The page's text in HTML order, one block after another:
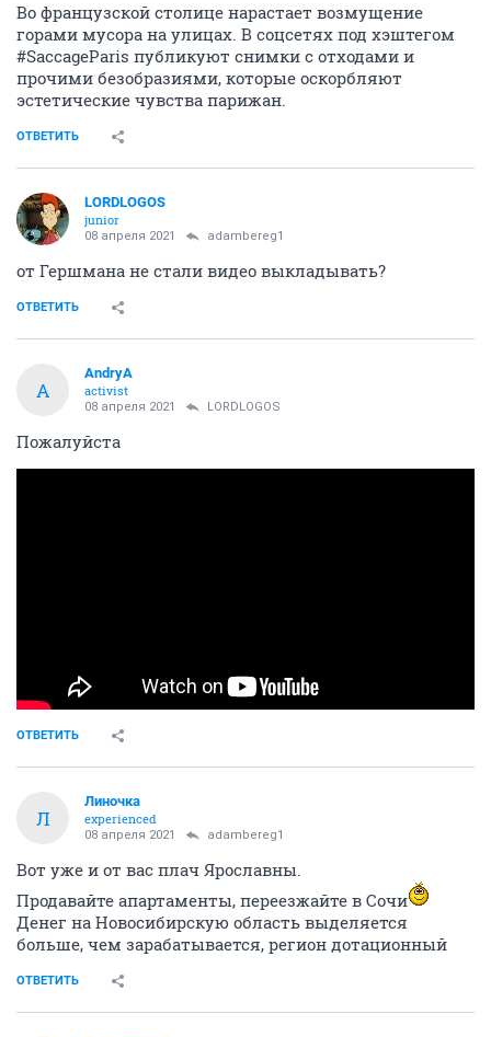
Во французской столице нарастает возмущение
горами мусора на улицах. В соцсетях под хэштегом
#SaccageParis публикуют снимки с отходами и
прочими безобразиями, которые оскорбляют
эстетические чувства парижан.
ОТВЕТИТЬ
LORDLOGOS
junior
08 апреля 2021 adambereg1
от Гершмана не стали видео выкладывать?
ОТВЕТИТЬ
A
AndryA
activist
08 апреля 2021 LORDLOGOS
Пожалуйста
ОТВЕТИТЬ
Л
Линочка
experienced
08 апреля 2021 adambereg1
Вот уже и от вас плач Ярославны.
Продавайте апартаменты, переезжайте в Сочи
Денег на Новосибирскую область выделяется
больше, чем зарабатывается, регион дотационный
ОТВЕТИТЬ